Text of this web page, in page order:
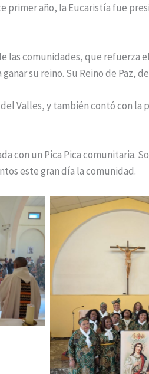
primer año, la Eucaristía fue
comunidades, que refuerza
su reino. Su Reino de Paz,
Valles, y también contó con la
con un Pica Pica comunitaria.
este gran día la comunidad.